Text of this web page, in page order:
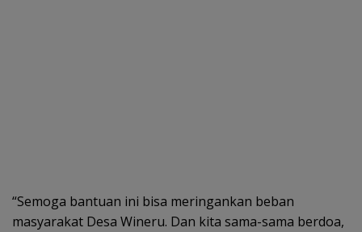
“Semoga bantuan ini bisa meringankan beban
masyarakat Desa Wineru. Dan kita sama-sama berdoa,